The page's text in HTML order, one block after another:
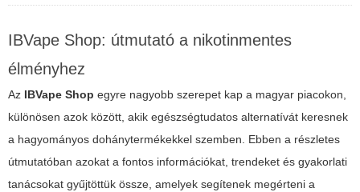
IBVape Shop: útmutató a nikotinmentes
élményhez
Az IBVape Shop egyre nagyobb szerepet kap a magyar piacokon,
különösen azok között, akik egészségtudatos alternatívát keresnek
a hagyományos dohánytermékekkel szemben. Ebben a részletes
útmutatóban azokat a fontos információkat, trendeket és gyakorlati
tanácsokat gyűjtöttük össze, amelyek segítenek megérteni a